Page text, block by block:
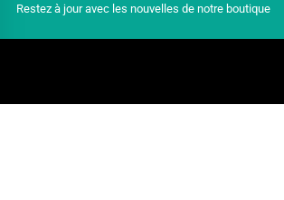
Restez à jour avec les nouvelles de notre boutique